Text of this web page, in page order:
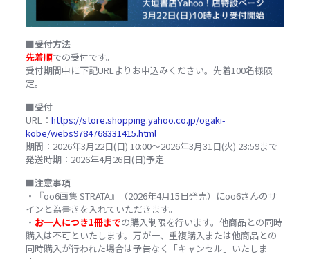
■受付方法
先着順での受付です。
受付期間中に下記URLよりお申込みください。先着100名様限
定。
■受付
URL： https://store.shopping.yahoo.co.jp/ogaki-
kobe/webs9784768331415.html
期間：2026年3月22日(日) 10:00～2026年3月31日(火) 23:59まで
発送時期：2026年4月26日(日)予定
■注意事項
・『oo6画集 STRATA』（2026年4月15日発売）にoo6さんのサ
インと為書きを入れていただきます。
・ お一人につき1冊までの購入制限を行います。他商品との同時
購入は不可といたします。万が一、重複購入または他商品との
同時購入が行われた場合は予告なく「キャンセル」いたしま